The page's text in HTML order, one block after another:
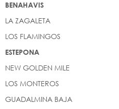
BENAHAVIS
LA ZAGALETA
LOS FLAMINGOS
ESTEPONA
NEW GOLDEN MILE
LOS MONTEROS
GUADALMINA BAJA